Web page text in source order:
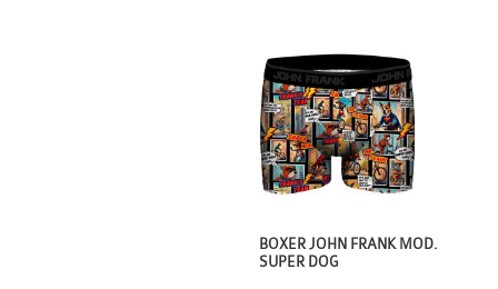
BOXER JOHN FRANK MOD.
SUPER DOG